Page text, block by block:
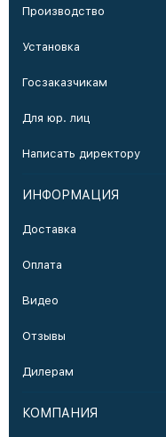
Производство
Установка
Госзаказчикам
Для юр. лиц
Написать директору
ИНФОРМАЦИЯ
Доставка
Оплата
Видео
Отзывы
Дилерам
КОМПАНИЯ